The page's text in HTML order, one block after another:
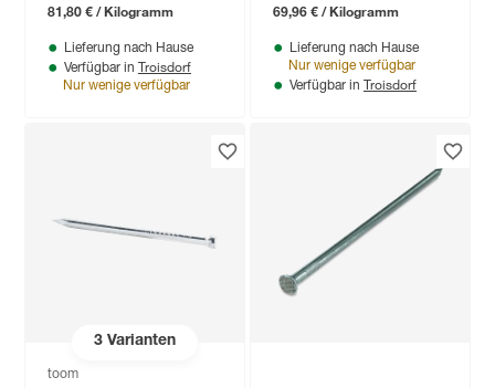
81,80 € / Kilogramm
Lieferung nach Hause
Verfügbar in Troisdorf
Nur wenige verfügbar
69,96 € / Kilogramm
Lieferung nach Hause
Nur wenige verfügbar
Verfügbar in Troisdorf
3Varianten
toom